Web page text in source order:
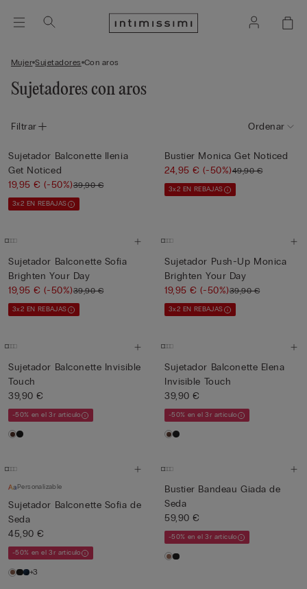
Mujer Sujetadores Con aros
Sujetadores con aros
Filtrar Ordenar
Sujetador Balconette Ilenia
Get Noticed
19,95 €(-50%)39,90 €
3x2 EN REBAJAS
Bustier Monica Get Noticed
24,95 €(-50%)49,90 €
3x2 EN REBAJAS
Sujetador Balconette Sofia
Brighten Your Day
19,95 €(-50%)39,90 €
3x2 EN REBAJAS
Sujetador Push-Up Monica
Brighten Your Day
19,95 €(-50%)39,90 €
3x2 EN REBAJAS
Sujetador Balconette Invisible
Touch
39,90 €
-50% en el 3r artículo
Sujetador Balconette Elena
Invisible Touch
39,90 €
-50% en el 3r artículo
Personalizable
Sujetador Balconette Sofia de
Seda
45,90 €
-50% en el 3r artículo
+3
Bustier Bandeau Giada de
Seda
59,90 €
-50% en el 3r artículo